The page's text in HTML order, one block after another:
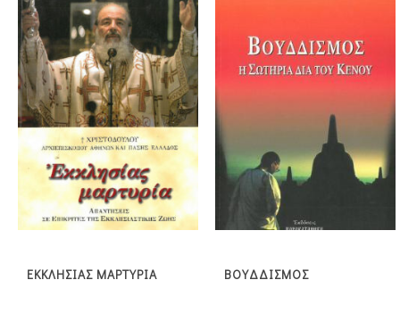
1,50€.
ΕΚΚΛΗΣΙΑΣ ΜΑΡΤΥΡΙΑ ΒΟΥΔΔΙΣΜΟΣ